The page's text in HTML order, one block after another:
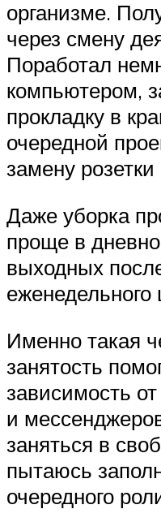
организме.
через смену
Поработал
компьютером,
прокладку в
очередной
замену
Даже уборка
проще в
выходных
еженедельного
Именно такая
занятость
зависимость
и
заняться в
пытаюсь
очередного